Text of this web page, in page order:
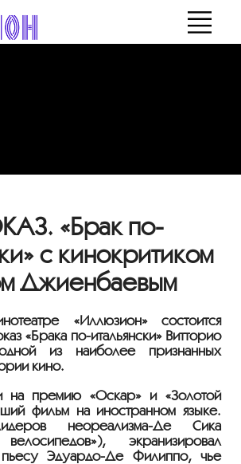
«Брак по-
с кинокритиком
Джиенбаевым
«Иллюзион» состоится
«Брака по-итальянски» Витторио
из наиболее признанных
кино.
на премию «Оскар» и «Золотой
фильм на иностранном языке.
неореализма-ДеСика
экранизировал
Эдуардо-ДеФилиппо, чье